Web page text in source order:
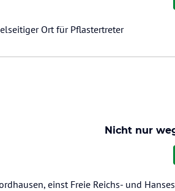
Ort für Pflastertreter
Nicht nur
einst Freie Reichs- und